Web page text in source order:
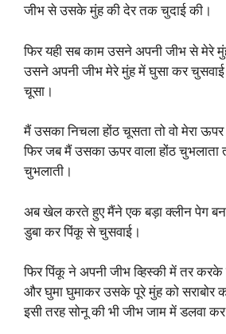
जीभ से उसके मुंह की देर तक चुदाई की।
फिर यही सब काम उसने अपनी जीभ से मेरे
उसने अपनी जीभ मेरे मुंह में घुसा कर चुसवाई
चूसा।
मैं उसका निचला होंठ चूसता तो वो मेरा ऊपर
फिर जब मैं उसका ऊपर वाला होंठ चुभलाता
चुभलाती।
अब खेल करते हुए मैंने एक बड़ा क्लीन पेग
डुबा कर पिंकू से चुसवाई।
फिर पिंकू ने अपनी जीभ व्हिस्की में तर
और घुमा घुमाकर उसके पूरे मुंह को सराबोर
इसी तरह सोनू की भी जीभ जाम में डलवा